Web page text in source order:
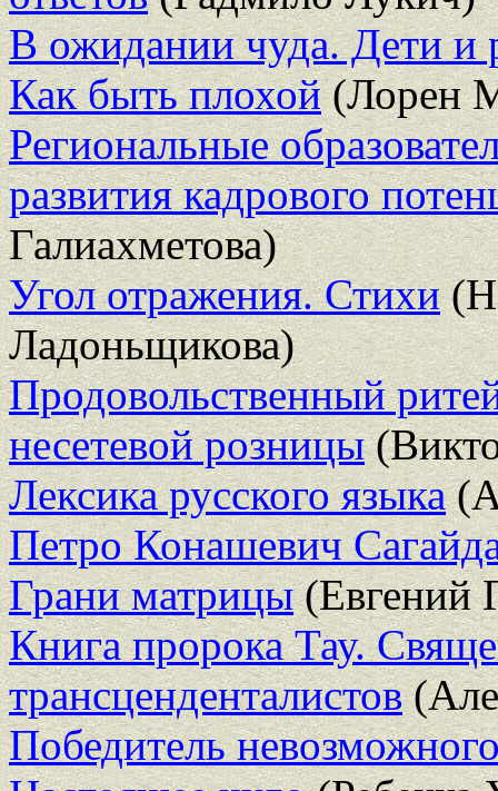
В ожидании чуда. Дети и
Как быть плохой(Лорен
Региональные
развития кадрового
Галиахметова)
Угол отражения. Стихи
Ладоньщикова)
Продовольственный
несетевой розницы
Лексика русского языка
Петро Конашевич
Грани матрицы(Евгений
Книга пророка Тау.
трансценденталистов
Победитель